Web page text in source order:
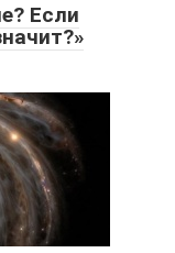
Если